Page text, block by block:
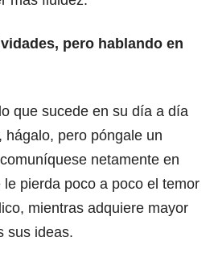
pero hablando en
que sucede en su día a día
hágalo, pero póngale un
netamente en
pierda poco a poco el temor
mientras adquiere mayor
sus ideas.